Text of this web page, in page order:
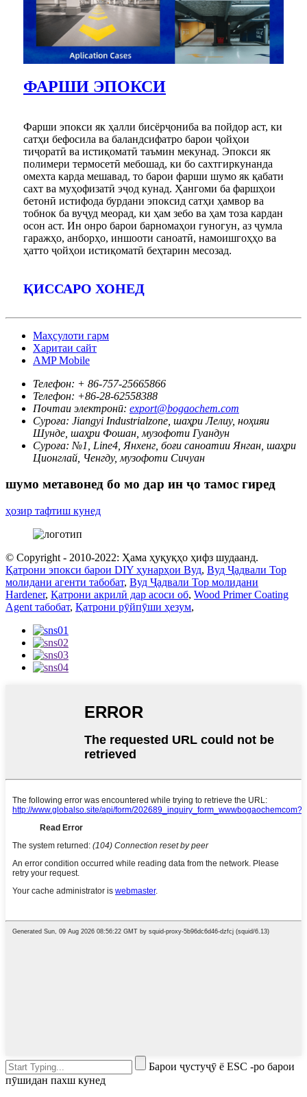
ФАРШИ ЭПОКСИ
Фарши эпокси як ҳалли бисёрҷониба ва пойдор аст, ки
сатҳи бефосила ва баландсифатро барои ҷойҳои
тиҷоратӣ ва истиқоматӣ таъмин мекунад. Эпокси як
полимери термосетӣ мебошад, ки бо сахтгиркунанда
омехта карда мешавад, то барои фарши шумо як қабати
сахт ва муҳофизатӣ эҷод кунад. Ҳангоми ба фаршҳои
бетонӣ истифода бурдани эпоксид сатҳи ҳамвор ва
тобнок ба вуҷуд меорад, ки ҳам зебо ва ҳам тоза кардан
осон аст. Ин онро барои барномаҳои гуногун, аз ҷумла
гаражҳо, анборҳо, иншооти саноатӣ, намоишгоҳҳо ва
ҳатто ҷойҳои истиқоматӣ беҳтарин месозад.
ҚИССАРО ХОНЕД
Маҳсулоти гарм
Харитаи сайт
AMP Mobile
Телефон: + 86-757-25665866
Телефон: +86-28-62558388
Почтаи электронӣ: export@bogaochem.com
Суроға: Jiangyi Industrialzone, шаҳри Лелиу, ноҳияи
Шунде, шаҳри Фошан, музофоти Гуандун
Суроға: №1, Line4, Янхенг, боғи саноатии Янган, шаҳри
Ционглай, Ченгду, музофоти Сичуан
шумо метавонед бо мо дар ин ҷо тамос гиред
ҳозир тафтиш кунед
© Copyright - 2010-2022: Ҳама ҳуқуқҳо ҳифз шудаанд.
Қатрони эпокси барои DIY ҳунарҳои Вуд, Вуд Ҷадвали Top
молидани агенти табобат, Вуд Ҷадвали Top молидани
Hardener, Қатрони акрилӣ дар асоси об, Wood Primer Coating
Agent табобат, Қатрони рӯйпӯши ҳезум,
Барои ҷустуҷӯ ё ESC -ро барои
пӯшидан пахш кунед